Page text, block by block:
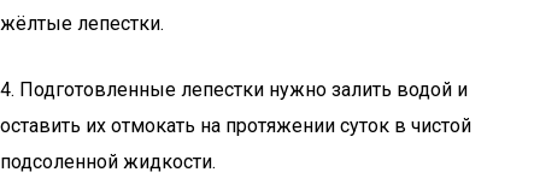
жёлтые лепестки.
4. Подготовленные лепестки нужно залить водой и
оставить их отмокать на протяжении суток в чистой
подсоленной жидкости.